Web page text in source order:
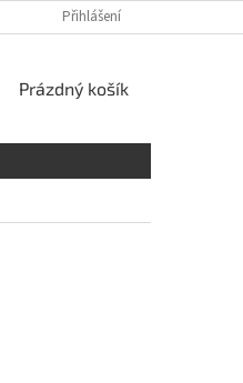
Přihlášení
NÁKUPNÍ
Prázdný košík